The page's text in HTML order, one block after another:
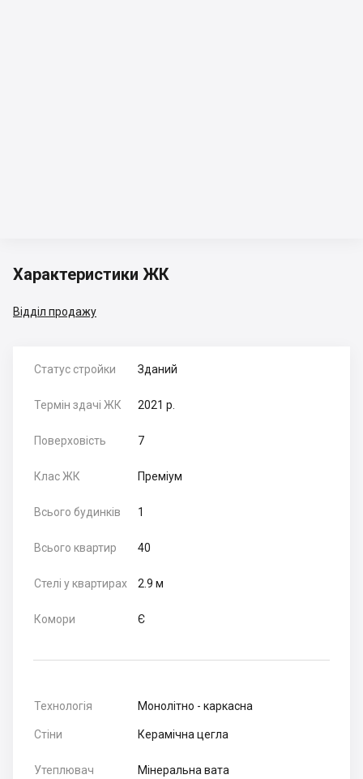
Характеристики ЖК
Відділ продажу
Статус стройки Зданий
Термін здачі ЖК 2021 р.
Поверховість 7
Клас ЖК Преміум
Всього будинків 1
Всього квартир 40
Стелі у квартирах 2.9 м
Комори Є
Технологія Монолітно - каркасна
Стіни Керамічна цегла
Утеплювач Мінеральна вата